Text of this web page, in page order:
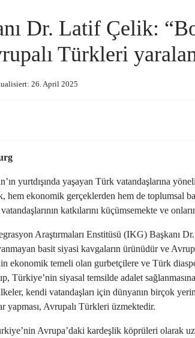
Dr. Latif Çelik:
Türkleri
26. April 2025
yurtdışında yaşayan Türk vatandaşlarına
hem ekonomik gerçeklerden hem de toplumsal
katkılarını küçümsemekte ve
Araştırmaları Enstitüsü (IKG) Başkanı
basit siyasi kavgaların ürünüdür ve
ekonomik temeli olan gurbetçilere ve Türk
Türkiye’nin siyasal temsilde adalet
kendi vatandaşları için dünyanın birçok
yapması, Avrupalı Türkleri üzmektedir.
Avrupa’daki kardeşlik köprüleri olarak